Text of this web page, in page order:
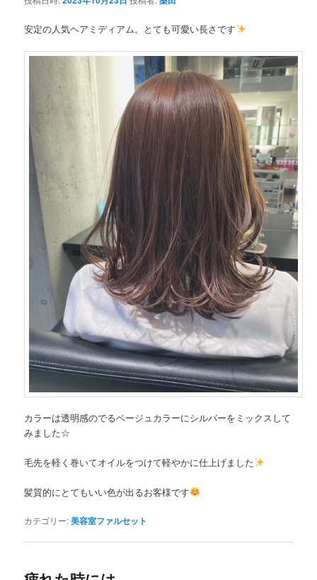
安定の人気ヘアミディアム。とても可愛い長さです
カラーは透明感のでるベージュカラーにシルバーをミックスして
みました☆
毛先を軽く巻いてオイルをつけて軽やかに仕上げました
髪質的にとてもいい色が出るお客様です
カテゴリー:美容室ファルセット